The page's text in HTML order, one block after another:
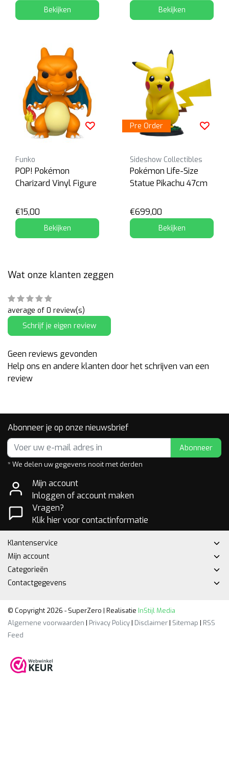
Bekijken Bekijken
Funko
POP! Pokémon
Charizard Vinyl Figure
€15,00
Bekijken
Pre Order
Sideshow Collectibles
Pokémon Life-Size
Statue Pikachu 47cm
€699,00
Bekijken
Wat onze klanten zeggen
average of 0 review(s)
Schrijf je eigen review
Geen reviews gevonden
Help ons en andere klanten door het schrijven van een
review
Abonneer je op onze nieuwsbrief
Abonneer
* We delen uw gegevens nooit met derden
Mijn account
Inloggen of account maken
Vragen?
Klik hier voor contactinformatie
Klantenservice
Mijn account
Categorieën
Contactgegevens
© Copyright 2026 - SuperZero | Realisatie InStijl Media
Algemene voorwaarden | Privacy Policy| Disclaimer| Sitemap | RSS
Feed